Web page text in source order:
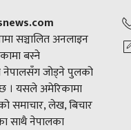
सञ्चालित अनलाइन
बस्ने
नेपालसँग जोड्ने पुलको
। यसले अमेरिकामा
समाचार, लेख, बिचार
साथै नेपालका